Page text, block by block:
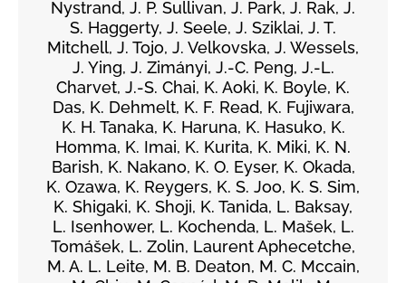
Nystrand, J. P. Sullivan, J. Park, J. Rak, J.
S. Haggerty, J. Seele, J. Sziklai, J. T.
Mitchell, J. Tojo, J. Velkovska, J. Wessels,
J. Ying, J. Zimányi, J.-C. Peng, J.-L.
Charvet, J.-S. Chai, K. Aoki, K. Boyle, K.
Das, K. Dehmelt, K. F. Read, K. Fujiwara,
K. H. Tanaka, K. Haruna, K. Hasuko, K.
Homma, K. Imai, K. Kurita, K. Miki, K. N.
Barish, K. Nakano, K. O. Eyser, K. Okada,
K. Ozawa, K. Reygers, K. S. Joo, K. S. Sim,
K. Shigaki, K. Shoji, K. Tanida, L. Baksay,
L. Isenhower, L. Kochenda, L. Mašek, L.
Tomášek, L. Zolin, Laurent Aphecetche,
M. A. L. Leite, M. B. Deaton, M. C. Mccain,